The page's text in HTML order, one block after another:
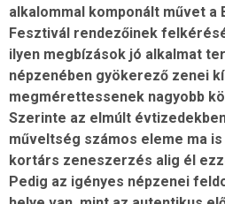
alkalommal komponált művet a
Fesztivál rendezőinek
ilyen megbízások jó alkalmat
népzenében gyökerező zenei
megmérettessenek nagyobb
Szerinte az elmúlt
műveltség számos eleme ma
kortárs zeneszerzés alig él
Pedig az igényes népzenei